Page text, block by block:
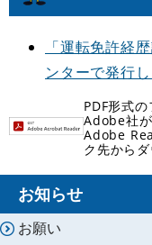
「運転免許経
ンターで発行
PDF形式
Adobe社
Adobe
ク先から
お知らせ
お願い